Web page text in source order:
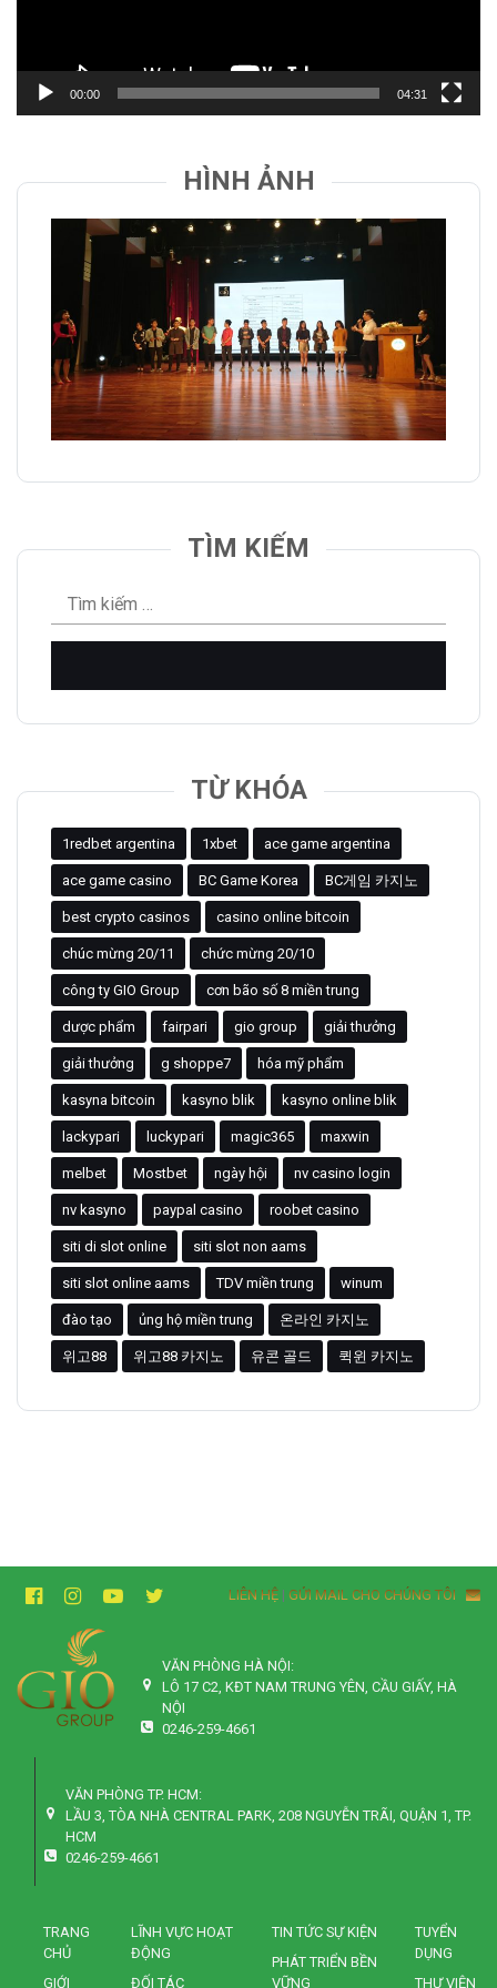
00:00 04:31
HÌNH ẢNH
TÌM KIẾM
Tìm
kiếm
TỪ KHÓA
1redbet argentina 1xbet ace game argentina
ace game casino BC Game Korea BC게임 카지노
best crypto casinos casino online bitcoin
chúc mừng 20/11 chức mừng 20/10
công ty GIO Group cơn bão số 8 miền trung
dược phẩm fairpari gio group giải thưởng
giải thưởng g shoppe7 hóa mỹ phẩm
kasyna bitcoin kasyno blik kasyno online blik
lackypari luckypari magic365 maxwin
melbet Mostbet ngày hội nv casino login
nv kasyno paypal casino roobet casino
siti di slot online siti slot non aams
siti slot online aams TDV miền trung winum
đào tạo ủng hộ miền trung 온라인 카지노
위고88 위고88 카지노 유콘 골드 퀵윈 카지노
LIÊN HỆ | GỬI MAIL CHO CHÚNG TÔI
VĂN PHÒNG HÀ NỘI:
LÔ 17 C2, KĐT NAM TRUNG YÊN, CẦU GIẤY, HÀ
NỘI
0246-259-4661
VĂN PHÒNG TP. HCM:
LẦU 3, TÒA NHÀ CENTRAL PARK, 208 NGUYỄN TRÃI, QUẬN 1, TP.
HCM
0246-259-4661
TRANG
CHỦ
GIỚI
LĨNH VỰC HOẠT
ĐỘNG
ĐỐI TÁC
TIN TỨC SỰ KIỆN
PHÁT TRIỂN BỀN
VỮNG
TUYỂN
DỤNG
THƯ VIỆN